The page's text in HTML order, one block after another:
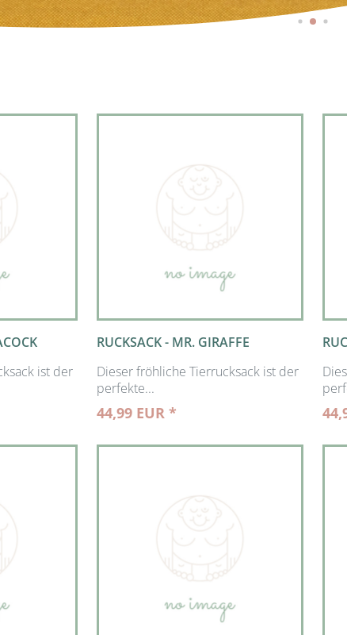
ist der
RUCKSACK - MR. GIRAFFE
Dieser fröhliche Tierrucksack ist der
perfekte...
44,99 EUR *